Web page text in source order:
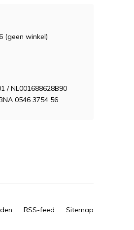
(geen winkel)
/ NL001688628B90
0546 3754 56
RSS-feed Sitemap